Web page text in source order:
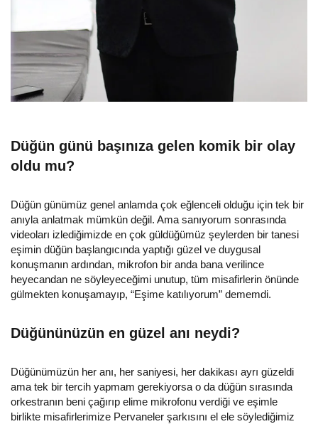
Düğün günü başınıza gelen komik bir olay
oldu mu?
Düğün günümüz genel anlamda çok eğlenceli olduğu için tek bir
anıyla anlatmak mümkün değil. Ama sanıyorum sonrasında
videoları izlediğimizde en çok güldüğümüz şeylerden bir tanesi
eşimin düğün başlangıcında yaptığı güzel ve duygusal
konuşmanın ardından, mikrofon bir anda bana verilince
heyecandan ne söyleyeceğimi unutup, tüm misafirlerin önünde
gülmekten konuşamayıp, “Eşime katılıyorum” dememdi.
Düğününüzün en güzel anı neydi?
Düğünümüzün her anı, her saniyesi, her dakikası ayrı güzeldi
ama tek bir tercih yapmam gerekiyorsa o da düğün sırasında
orkestranın beni çağırıp elime mikrofonu verdiği ve eşimle
birlikte misafirlerimize Pervaneler şarkısını el ele söylediğimiz